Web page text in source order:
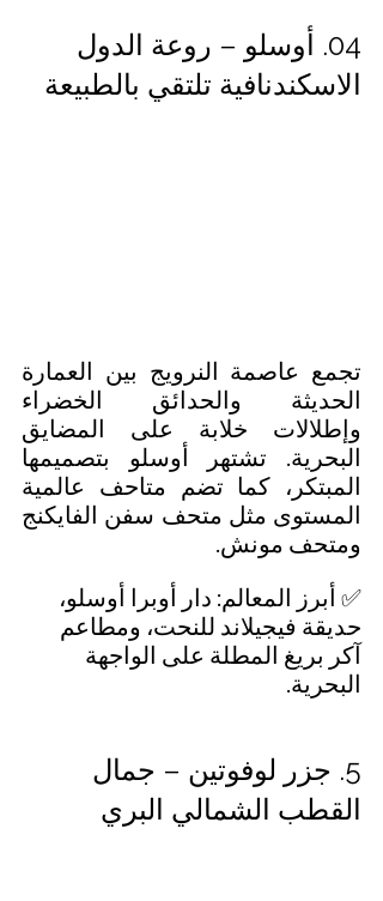
04. أوسلو – روعة الدول
الاسكندنافية تلتقي بالطبيعة
ومتحف مونش.
✅ أبرز المعالم: دار أوبرا أوسلو،
حديقة فيجيلاند للنحت، ومطاعم
آكر بريغ المطلة على الواجهة
البحرية.
5. جزر لوفوتين – جمال
القطب الشمالي البري